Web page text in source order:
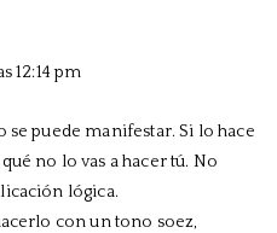
12:14 pm
se puede manifestar. Si lo hace
no lo vas a hacer tú. No
lógica.
con un tono soez,